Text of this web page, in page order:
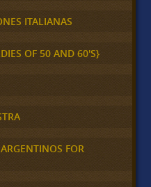
ITALIANAS
OF 50 AND 60'S}
FOR